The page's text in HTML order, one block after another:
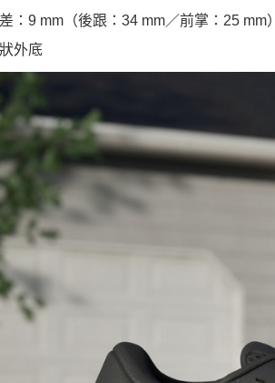
：9 mm（後跟：34 mm／前掌：25 mm）
外底